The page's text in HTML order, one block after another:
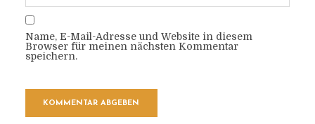
Name, E-Mail-Adresse und Website in diesem
Browser für meinen nächsten Kommentar
speichern.